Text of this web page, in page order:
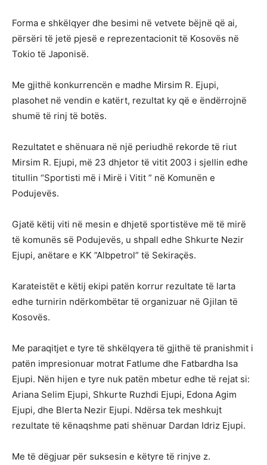
Forma e shkëlqyer dhe besimi në vetvete bëjnë që ai,
përsëri të jetë pjesë e reprezentacionit të Kosovës në
Tokio të Japonisë.
Me gjithë konkurrencën e madhe Mirsim R. Ejupi,
plasohet në vendin e katërt, rezultat ky që e ëndërrojnë
shumë të rinj të botës.
Rezultatet e shënuara në një periudhë rekorde të riut
Mirsim R. Ejupi, më 23 dhjetor të vitit 2003 i sjellin edhe
titullin “Sportisti më i Mirë i Vitit ” në Komunën e
Podujevës.
Gjatë këtij viti në mesin e dhjetë sportistëve më të mirë
të komunës së Podujevës, u shpall edhe Shkurte Nezir
Ejupi, anëtare e KK ”Albpetrol” të Sekiraçës.
Karateistët e këtij ekipi patën korrur rezultate të larta
edhe turnirin ndërkombëtar të organizuar në Gjilan të
Kosovës.
Me paraqitjet e tyre të shkëlqyera të gjithë të pranishmit i
patën impresionuar motrat Fatlume dhe Fatbardha Isa
Ejupi. Nën hijen e tyre nuk patën mbetur edhe të rejat si:
Ariana Selim Ejupi, Shkurte Ruzhdi Ejupi, Edona Agim
Ejupi, dhe Blerta Nezir Ejupi. Ndërsa tek meshkujt
rezultate të kënaqshme pati shënuar Dardan Idriz Ejupi.
Me të dëgjuar për suksesin e këtyre të rinjve z.